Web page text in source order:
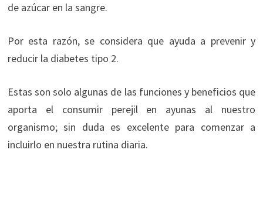
de azúcar en la sangre.
Por esta razón, se considera que ayuda a prevenir y
reducir la diabetes tipo 2.
Estas son solo algunas de las funciones y beneficios que
aporta el consumir perejil en ayunas al nuestro
organismo; sin duda es excelente para comenzar a
incluirlo en nuestra rutina diaria.